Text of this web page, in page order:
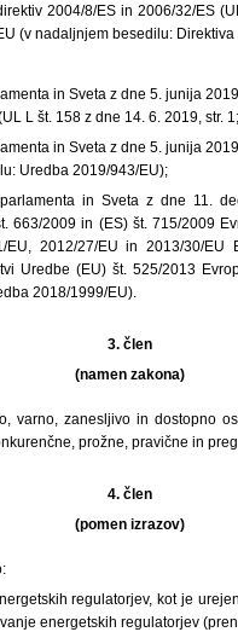
2004/8/ES in 2006/32/ES
(v nadaljnjem besedilu: Direktiva
in Sveta z dne 5. junija
L št. 158 z dne 14. 6. 2019, str.
in Sveta z dne 5. junija
Uredba 2019/943/EU);
in Sveta z dne 11.
663/2009 in (ES) št. 715/2009
EU, 2012/27/EU in 2013/30/
Uredbe (EU) št. 525/2013
2018/1999/EU).
3. člen
(namen zakona)
varno, zanesljivo in dostopno
prožne, pravične in
4. člen
(pomen izrazov)
regulatorjev, kot je
energetskih regulatorjev